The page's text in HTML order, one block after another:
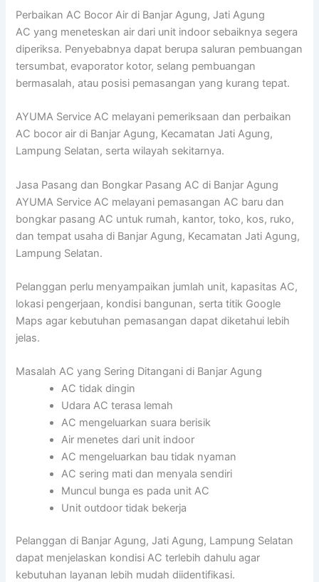
Perbaikan AC Bocor Air di Banjar Agung, Jati Agung
AC yang meneteskan air dari unit indoor sebaiknya segera
diperiksa. Penyebabnya dapat berupa saluran pembuangan
tersumbat, evaporator kotor, selang pembuangan
bermasalah, atau posisi pemasangan yang kurang tepat.
AYUMA Service AC melayani pemeriksaan dan perbaikan
AC bocor air di Banjar Agung, Kecamatan Jati Agung,
Lampung Selatan, serta wilayah sekitarnya.
Jasa Pasang dan Bongkar Pasang AC di Banjar Agung
AYUMA Service AC melayani pemasangan AC baru dan
bongkar pasang AC untuk rumah, kantor, toko, kos, ruko,
dan tempat usaha di Banjar Agung, Kecamatan Jati Agung,
Lampung Selatan.
Pelanggan perlu menyampaikan jumlah unit, kapasitas AC,
lokasi pengerjaan, kondisi bangunan, serta titik Google
Maps agar kebutuhan pemasangan dapat diketahui lebih
jelas.
Masalah AC yang Sering Ditangani di Banjar Agung
AC tidak dingin
Udara AC terasa lemah
AC mengeluarkan suara berisik
Air menetes dari unit indoor
AC mengeluarkan bau tidak nyaman
AC sering mati dan menyala sendiri
Muncul bunga es pada unit AC
Unit outdoor tidak bekerja
Pelanggan di Banjar Agung, Jati Agung, Lampung Selatan
dapat menjelaskan kondisi AC terlebih dahulu agar
kebutuhan layanan lebih mudah diidentifikasi.